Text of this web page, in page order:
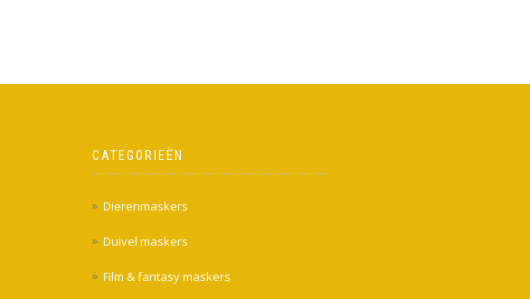
CATEGORIEËN
Dierenmaskers
Duivel maskers
Film & fantasy maskers